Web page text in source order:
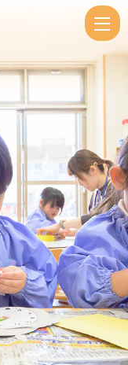
5
|
認
定
こ
ど
も
光
輪
幼
稚
園